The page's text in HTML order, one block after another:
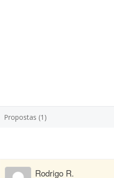
Propostas (1)
Rodrigo R.